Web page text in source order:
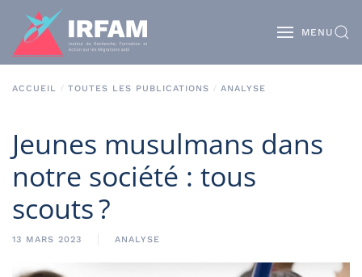
MENU
ACCUEIL TOUTES LES PUBLICATIONS ANALYSE
Jeunes musulmans dans
notre société : tous
scouts ?
13 MARS 2023 ANALYSE